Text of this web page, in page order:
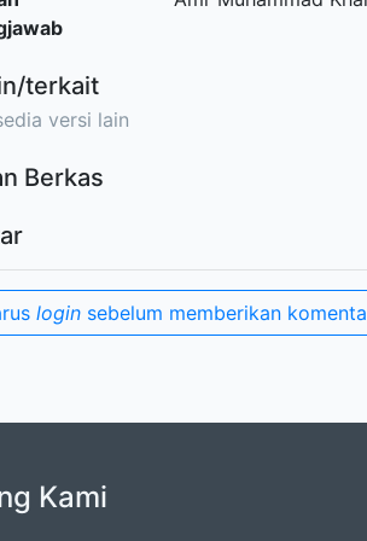
terkait
versi lain
Berkas
login sebelum memberikan
Kami